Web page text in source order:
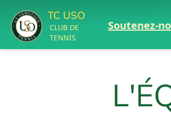
TC USO
CLUB DE
TENNIS
Soutenez-